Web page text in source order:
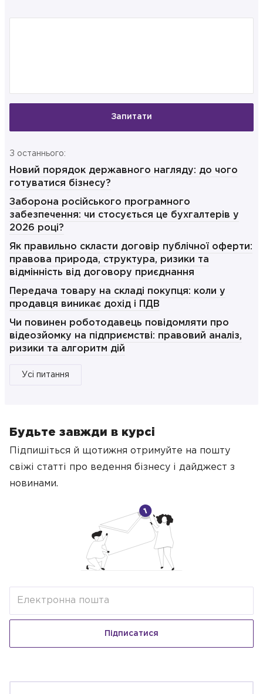
Запитати
З останнього:
Новий порядок державного нагляду: до чого
готуватися бізнесу?
Заборона російського програмного
забезпечення: чи стосується це бухгалтерів у
2026 році?
Як правильно скласти договір публічної оферти:
правова природа, структура, ризики та
відмінність від договору приєднання
Передача товару на складі покупця: коли у
продавця виникає дохід і ПДВ
Чи повинен роботодавець повідомляти про
відеозйомку на підприємстві: правовий аналіз,
ризики та алгоритм дій
Усі питання
Будьте завжди в курсі
Підпишіться й щотижня отримуйте на пошту
свіжі статті про ведення бізнесу і дайджест з
новинами.
Підписатися